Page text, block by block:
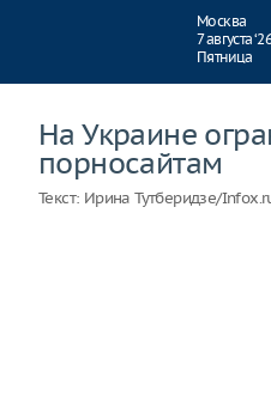
Москва
7 августа
Пятница
На Украине
порносайтам
Текст: Ирина Тутберидзе/